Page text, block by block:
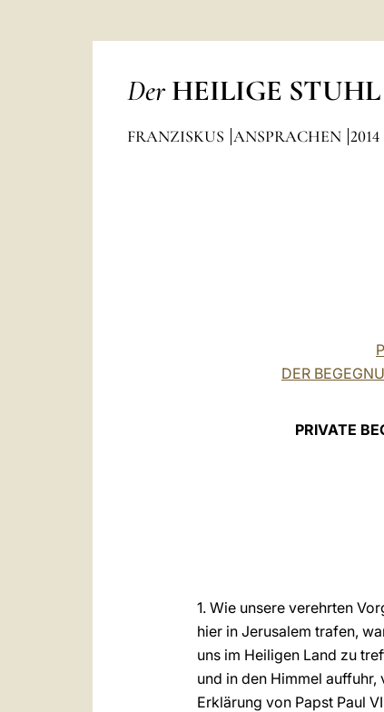
Der HEILIGE STUHL
FRANZISKUS ANSPRACHEN 2014
DER
PRIVATE
1. Wie unsere verehrten
hier in Jerusalem trafen,
uns im Heiligen Land zu
und in den Himmel
Erklärung von Papst Paul